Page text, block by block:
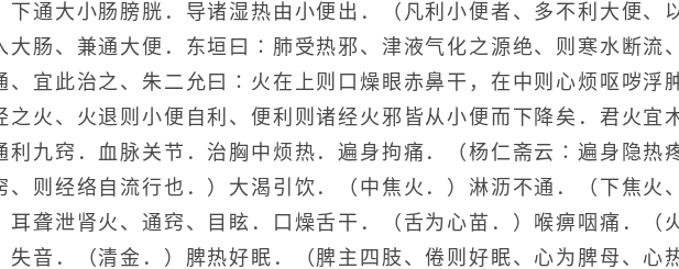
下通大小肠膀胱．导诸湿热由小便出．（凡利小便者、多不利大便、
大肠、兼通大便．东垣曰∶肺受热邪、津液气化之源绝、则寒水断流
、宜此治之、朱二允曰∶火在上则口燥眼赤鼻干，在中则心烦呕哕浮
之火、火退则小便自利、便利则诸经火邪皆从小便而下降矣．君火宜
利九窍．血脉关节．治胸中烦热．遍身拘痛．（杨仁斋云∶遍身隐热
、则经络自流行也．）大渴引饮．（中焦火．）淋沥不通．（下焦火
耳聋泄肾火、通窍、目眩．口燥舌干．（舌为心苗．）喉痹咽痛．（
失音．（清金．）脾热好眠．（脾主四肢、倦则好眠、心为脾母、心